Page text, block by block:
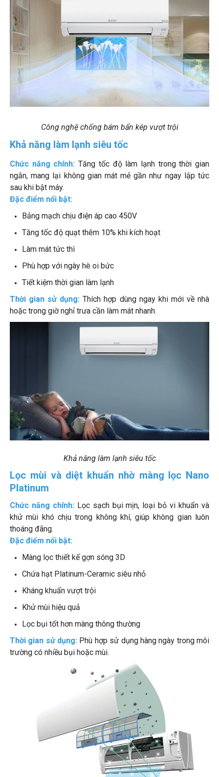
Công nghệ chống bám bẩn kép vượt trội
Khả năng làm lạnh siêu tốc
Chức năng chính:Tăng tốc độ làm lạnh trong thời gian
ngắn, mang lại không gian mát mẻ gần như ngay lập tức
sau khi bật máy.
Đặc điểm nổi bật:
Bảng mạch chịu điện áp cao 450V
Tăng tốc độ quạt thêm 10% khi kích hoạt
Làm mát tức thì
Phù hợp với ngày hè oi bức
Tiết kiệm thời gian làm lạnh
Thời gian sử dụng:Thích hợp dùng ngay khi mới về nhà
hoặc trong giờ nghỉ trưa cần làm mát nhanh.
Khả năng làm lạnh siêu tốc
Lọc mùi và diệt khuẩn nhờ màng lọc Nano
Platinum
Chức năng chính: Lọc sạch bụi mịn, loại bỏ vi khuẩn và
khử mùi khó chịu trong không khí, giúp không gian luôn
thoáng đãng.
Đặc điểm nổi bật:
Màng lọc thiết kế gợn sóng 3D
Chứa hạt Platinum-Ceramic siêu nhỏ
Kháng khuẩn vượt trội
Khử mùi hiệu quả
Lọc bụi tốt hơn màng thông thường
Thời gian sử dụng: Phù hợp sử dụng hàng ngày trong môi
trường có nhiều bụi hoặc mùi.